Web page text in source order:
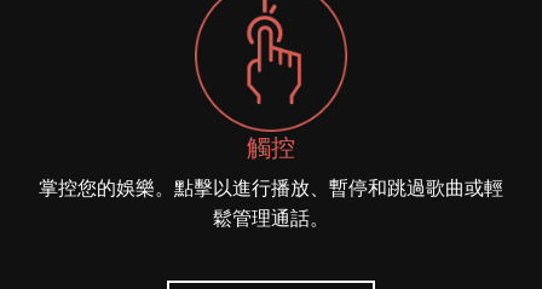
觸控
掌控您的娛樂。點擊以進行播放、暫停和跳過歌曲或輕
鬆管理通話。